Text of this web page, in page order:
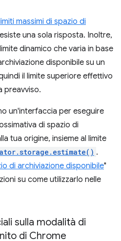
massimi di spazio di
una sola risposta. Inoltre,
dinamico che varia in base
disponibile su un
il limite superiore effettivo
preavviso.
un'interfaccia per eseguire
di spazio di
tua origine, insieme al limite
.
di archiviazione disponibile"
su come utilizzarlo nelle
sulla modalità di
di Chrome